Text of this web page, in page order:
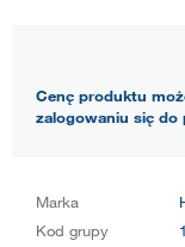
Cenę produktu
zalogowaniu się do
Marka
Kod grupy